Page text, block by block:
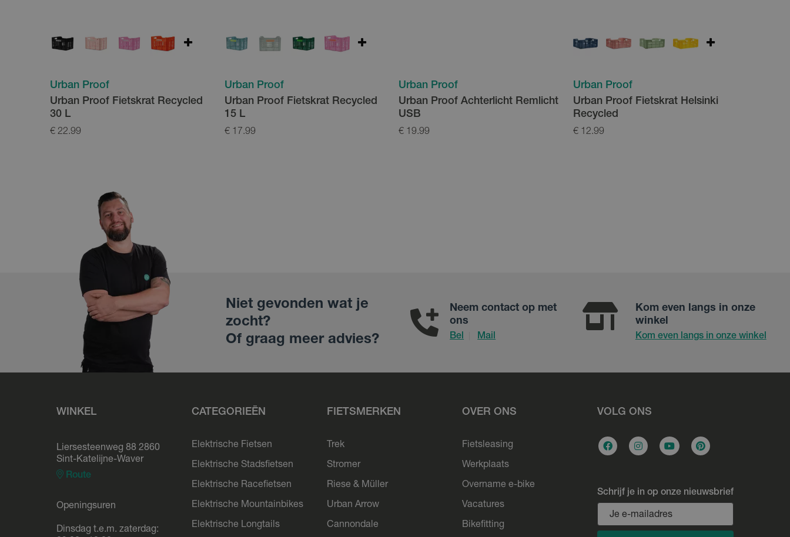
Urban Proof
Urban Proof Fietskrat Recycled
30 L
€ 22.99
Urban Proof
Urban Proof Fietskrat Recycled
15 L
€ 17.99
Urban Proof
Urban Proof Achterlicht Remlicht
USB
€ 19.99
Urban Proof
Urban Proof Fietskrat Helsinki
Recycled
€ 12.99
Niet gevonden wat je
zocht?
Of graag meer advies?
Neem contact op met
ons
Bel Mail
Kom even langs in onze
winkel
Kom even langs in onze winkel
WINKEL
Liersesteenweg 88 2860
Sint-Katelijne-Waver
Route
Openingsuren
Dinsdag t.e.m. zaterdag:
CATEGORIEËN
Elektrische Fietsen
Elektrische Stadsfietsen
Elektrische Racefietsen
Elektrische Mountainbikes
Elektrische Longtails
FIETSMERKEN
Trek
Stromer
Riese & Müller
Urban Arrow
Cannondale
OVER ONS
Fietsleasing
Werkplaats
Overname e-bike
Vacatures
Bikefitting
VOLG ONS
Schrijf je in op onze nieuwsbrief